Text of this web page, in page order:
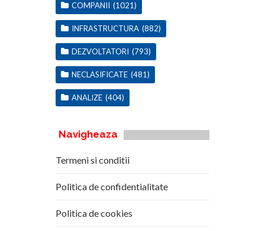
COMPANII (1021)
INFRASTRUCTURA (882)
DEZVOLTATORI (793)
NECLASIFICATE (481)
ANALIZE (404)
Navigheaza
Termeni si conditii
Politica de confidentialitate
Politica de cookies